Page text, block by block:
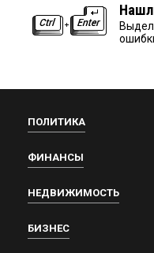
ПОЛИТИКА
ФИНАНСЫ
НЕДВИЖИМОСТЬ
БИЗНЕС